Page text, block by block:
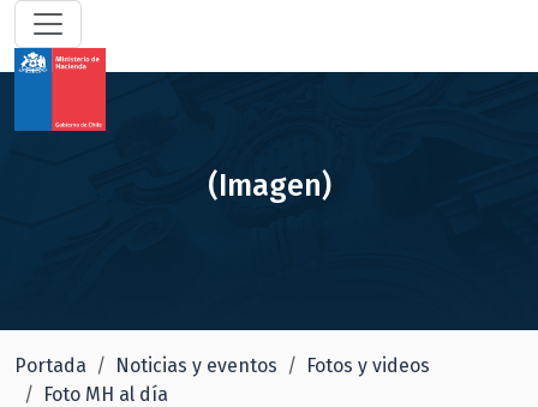
(Imagen)
Portada Noticias y eventos
Fotos y videos
Foto MH al día